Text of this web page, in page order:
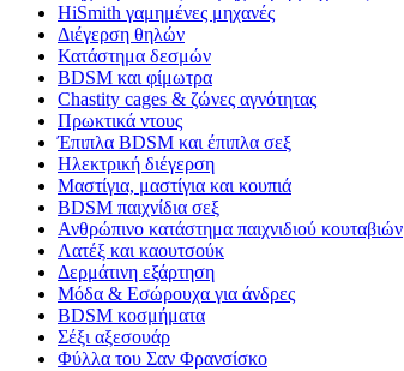
HiSmith γαμημένες μηχανές
Διέγερση θηλών
Κατάστημα δεσμών
BDSM και φίμωτρα
Chastity cages & ζώνες αγνότητας
Πρωκτικά ντους
Έπιπλα BDSM και έπιπλα σεξ
Ηλεκτρική διέγερση
Μαστίγια, μαστίγια και κουπιά
BDSM παιχνίδια σεξ
Ανθρώπινο κατάστημα παιχνιδιού κουταβιών
Λατέξ και καουτσούκ
Δερμάτινη εξάρτηση
Μόδα & Εσώρουχα για άνδρες
BDSM κοσμήματα
Σέξι αξεσουάρ
Φύλλα του Σαν Φρανσίσκο